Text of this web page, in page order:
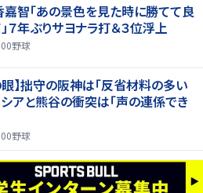
嘉智「あの景色を見た時に勝てて良
７年ぶりサヨナラ打＆３位浮上
野球
】拙守の阪神は「反省材料の多い
アと熊谷の衝突は「声の連係でき
野球